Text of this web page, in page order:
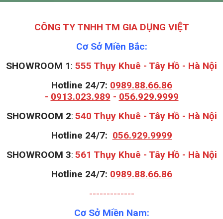
CÔNG TY TNHH TM GIA DỤNG VIỆT
Cơ Sở Miền Bắc:
SHOWROOM 1: 555 Thụy Khuê - Tây Hồ - Hà Nội
Hotline 24/7: 0989.88.66.86
- 0913.023.989 - 056.929.9999
SHOWROOM 2: 540 Thụy Khuê - Tây Hồ - Hà Nội
Hotline 24/7: 056.929.9999
SHOWROOM 3: 561 Thụy Khuê - Tây Hồ - Hà Nội
Hotline 24/7: 0989.88.66.86
-------------
Cơ Sở Miền Nam: